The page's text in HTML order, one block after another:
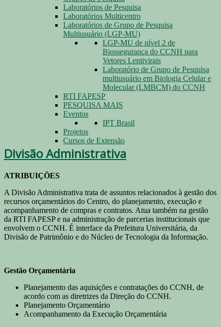
Laboratórios de Pesquisa
Laboratórios Multicentro
Laboratórios de Grupo de Pesquisa
Multiusuário (LGP-MU)
LGP-MU de nível 2 de
Biossegurança do CCNH para
Vetores Lentivirais
Laboratório de Grupo de Pesquisa
multiusuário em Biologia Celular e
Molecular (LMBCM) do CCNH
RTI FAPESP
PESQUISA MAIS
Eventos
IPT Brasil
Projetos
Cursos de Extensão
Divisão Administrativa
ATRIBUIÇÕES
A Divisão Administrativa trata de assuntos relacionados à gestão dos
recursos orçamentários do Centro, do planejamento, execução e
acompanhamento de compras e contratos. Atua também na gestão
da RTI FAPESP e na administração de parcerias institucionais que
envolvem o CCNH. É interface da Prefeitura Universitária, da
Divisão de Patrimônio e do Núcleo de Tecnologia da Informação.
Gestão Orçamentária
Planejamento das aquisições e contratações do CCNH, de
acordo com as diretrizes da Direção do CCNH.
Planejamento Orçamentário
Acompanhamento da Execução Orçamentária